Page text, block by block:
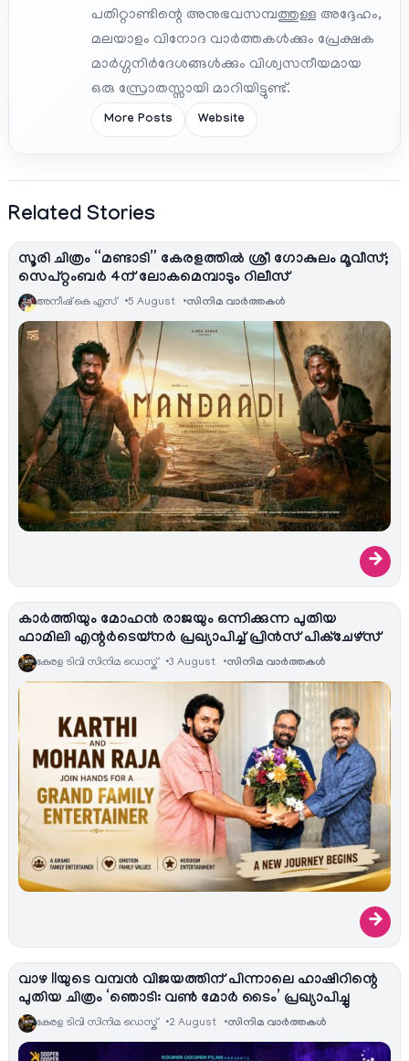
പതിറ്റാണ്ടിന്റെ അനുഭവസമ്പത്തുള്ള അദ്ദേഹം,
മലയാളം വിനോദ വാർത്തകൾക്കും പ്രേക്ഷക
മാർഗ്ഗനിർദേശങ്ങൾക്കും വിശ്വസനീയമായ
ഒരു സ്രോതസ്സായി മാറിയിട്ടുണ്ട്.
More Posts Website
Related Stories
സൂരി ചിത്രം “മണ്ടാടി” കേരളത്തിൽ ശ്രീ ഗോകുലം മൂവീസ്;
സെപ്റ്റംബർ 4ന് ലോകമെമ്പാടും റിലീസ്
അനീഷ്‌ കെ എസ് 5 August സിനിമ വാര്‍ത്തകള്‍
→
കാർത്തിയും മോഹൻ രാജയും ഒന്നിക്കുന്ന പുതിയ
ഫാമിലി എന്റർടെയ്‌നർ പ്രഖ്യാപിച്ച് പ്രിൻസ് പിക്ചേഴ്സ്
കേരള ടിവി സിനിമ ഡെസ്ക് 3 August സിനിമ വാര്‍ത്തകള്‍
→
വാഴ IIയുടെ വമ്പൻ വിജയത്തിന് പിന്നാലെ ഹാഷിറിന്റെ
പുതിയ ചിത്രം ‘ഞൊടി: വൺ മോർ ടൈം’ പ്രഖ്യാപിച്ചു
കേരള ടിവി സിനിമ ഡെസ്ക് 2 August സിനിമ വാര്‍ത്തകള്‍